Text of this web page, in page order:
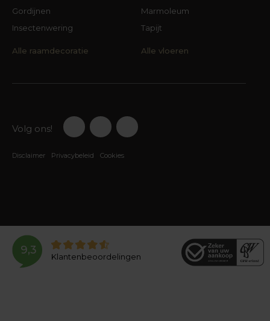
Gordijnen
Insectenwering
Alle raamdecoratie
Marmoleum
Tapijt
Alle vloeren
Volg ons!
Disclaimer Privacybeleid Cookies
9,3
Klantenbeoordelingen